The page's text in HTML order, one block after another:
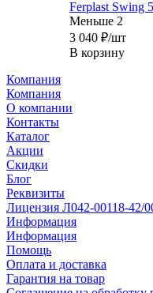
Ferplast Swing
Меньше 2
3 040 ₽/шт
В корзину
Компания
Компания
О компании
Контакты
Каталог
Акции
Скидки
Блог
Реквизиты
Лицензия Л042-00118-42/
Информация
Информация
Помощь
Оплата и доставка
Гарантия на товар